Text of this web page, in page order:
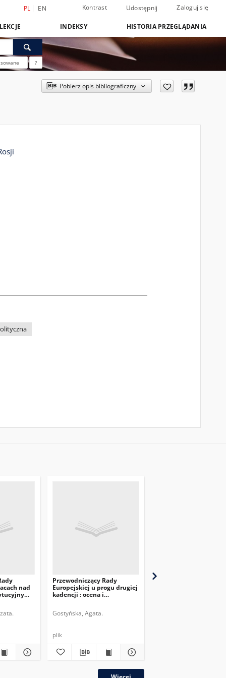
PL EN Kontrast Udostępnij Zaloguj się
INDEKSY HISTORIA PRZEGLĄDANIA
?
Pobierz opis bibliograficzny
nad
Przewodniczący Rady
Europejskiej u progu drugiej
kadencji : ocena i
Gostyńska, Agata.
plik